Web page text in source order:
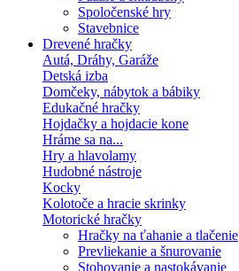
Spoločenské hry
Stavebnice
Drevené hračky
Autá, Dráhy, Garáže
Detská izba
Domčeky, nábytok a bábiky
Edukačné hračky
Hojdačky a hojdacie kone
Hráme sa na...
Hry a hlavolamy
Hudobné nástroje
Kocky
Kolotoče a hracie skrinky
Motorické hračky
Hračky na ťahanie a tlačenie
Prevliekanie a šnurovanie
Stohovanie a nastokávanie